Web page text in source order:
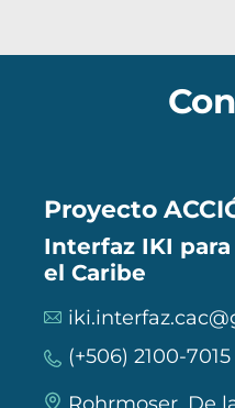
Proyecto
Interfaz IKI
el Caribe
(+506) 2100-7015